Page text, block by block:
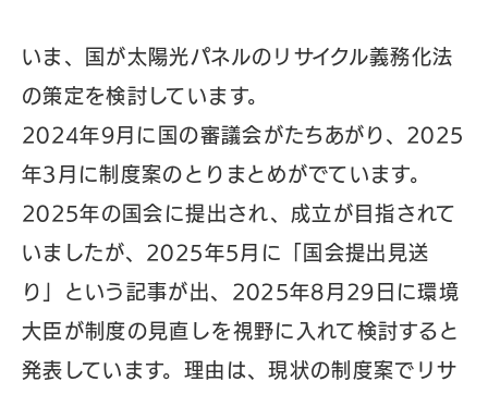
いま、国が太陽光パネルのリサイクル義務化法
の策定を検討しています。
2024年9月に国の審議会がたちあがり、2025
年3月に制度案のとりまとめがでています。
2025年の国会に提出され、成立が目指されて
いましたが、2025年5月に「国会提出見送
り」という記事が出、2025年8月29日に環境
大臣が制度の見直しを視野に入れて検討すると
発表しています。理由は、現状の制度案でリサ